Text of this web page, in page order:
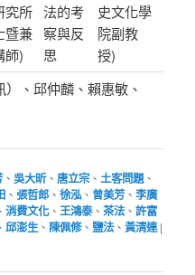
究所
暨兼
師)
法的考
察與反
思
史文化學
院副教
授)
、邱仲麟、賴惠敏、
、吳大昕、 唐立宗、土客問題、
、張哲郎 、徐泓、 曾美芳、李廣
消費文化、王鴻泰、茶法、許富
邱澎生 、 陳佩修、 鹽法、黃清連 |